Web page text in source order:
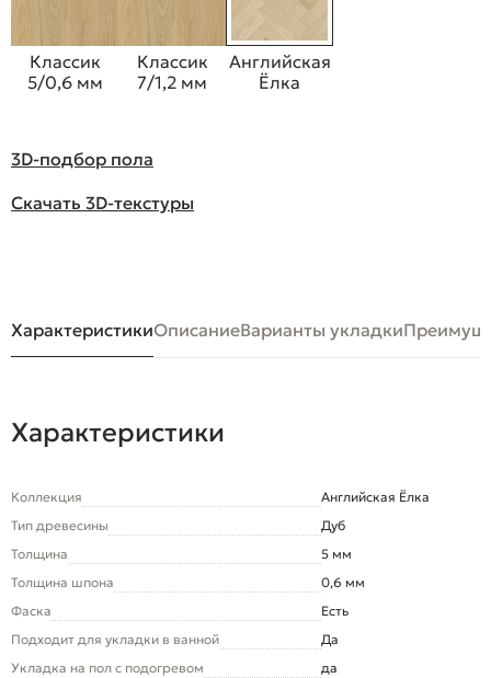
Классик
5/0,6 мм
Классик
7/1,2 мм
Английская
Ёлка
3D-подбор пола
Скачать 3D-текстуры
ХарактеристикиОписаниеВарианты укладки
Характеристики
Коллекция
Английская Ёлка
Тип древесины
Дуб
Толщина
5 мм
Толщина шпона
0,6 мм
Фаска
Есть
Подходит для укладки в ванной
Да
Укладка на пол c подогревом
да